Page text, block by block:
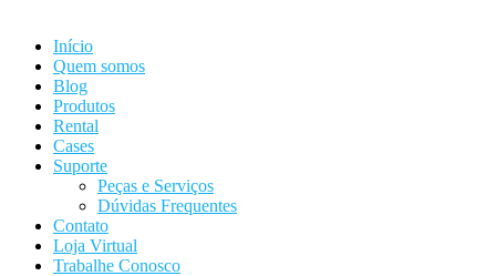
Início
Quem somos
Blog
Produtos
Rental
Cases
Suporte
Peças e Serviços
Dúvidas Frequentes
Contato
Loja Virtual
Trabalhe Conosco